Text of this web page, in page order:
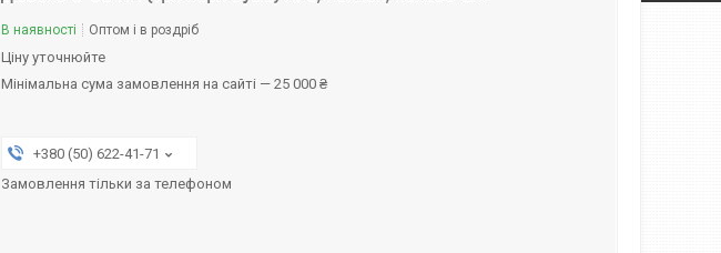
В наявності Оптом і в роздріб
Ціну уточнюйте
Мінімальна сума замовлення на сайті — 25 000 ₴
+380 (50) 622-41-71
Замовлення тільки за телефоном